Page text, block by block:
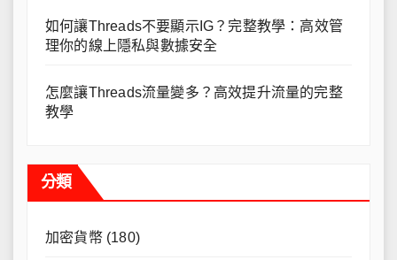
如何讓Threads不要顯示IG？完整教學：高效管
理你的線上隱私與數據安全
怎麼讓Threads流量變多？高效提升流量的完整
教學
分類
加密貨幣(180)